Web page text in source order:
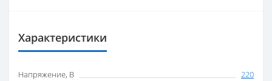
Характеристики
Напряжение, В
220